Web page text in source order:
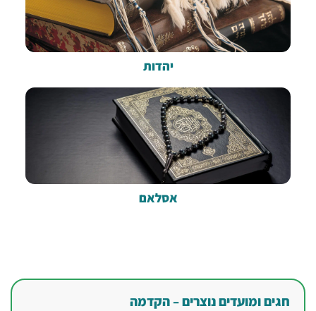
יהדות
אסלאם
חגים ומועדים נוצרים – הקדמה